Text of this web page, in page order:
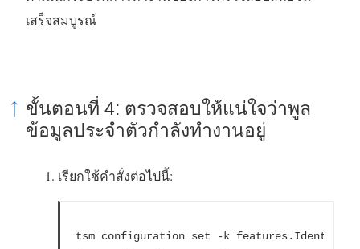
เสร็จสมบูรณ์
ขั้นตอนที่ 4: ตรวจสอบให้แน่ใจว่าพูล
ข้อมูลประจำตัวกำลังทำงานอยู่
เรียกใช้คำสั่งต่อไปนี้:
tsm configuration set -k